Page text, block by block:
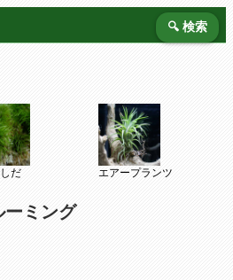
🔍 検索
だ エアープランツ
ミング